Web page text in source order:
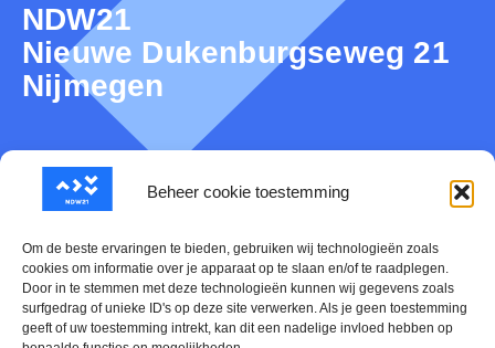
Beheer cookie toestemming
Om de beste ervaringen te bieden, gebruiken wij technologieën zoals
cookies om informatie over je apparaat op te slaan en/of te raadplegen.
Door in te stemmen met deze technologieën kunnen wij gegevens zoals
surfgedrag of unieke ID's op deze site verwerken. Als je geen toestemming
geeft of uw toestemming intrekt, kan dit een nadelige invloed hebben op
NDW21
Nieuwe Dukenburgseweg 21
Nijmegen
Over NDW21
Nieuws
Mijn NDW21